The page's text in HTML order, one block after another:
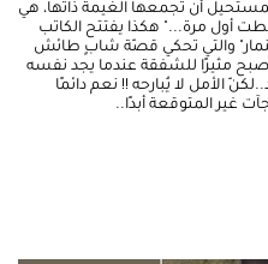
أن تجمعها الغيمة ذاتها، هي
أول مرة..." هكذا يفتتح الكاتب
سنمار" والتي تحكي قصّة شابٍ طائش
مثيرًا للشفقة عندما يجد نفسه
الأمل لا يُبارحه !! نعم دائمًا
غير المتوقعة أبدًا..